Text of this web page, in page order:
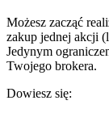
Możesz zacząć
zakup jednej akcji
Jedynym
Twojego brokera.
Dowiesz się: